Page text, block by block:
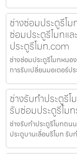
ช่างซ่อมประตูรีโ
ซ่อมประตูรีโมทแ
ประตูรีโมท.com
ช่างซ่อมประตูรีโมทหนอ
การรับเปลี่ยนมอเตอร์ป
ช่างรับทำประตูรี
รับซ่อมประตูรีโม
ช่างรับทำประตูรีโมทถ
ประตูบานเลื่อนรีโมท รั